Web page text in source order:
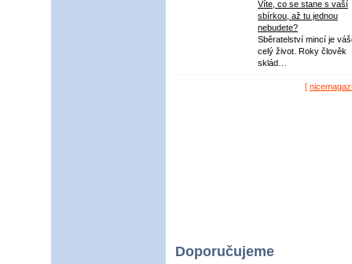
Víte, co se stane s vaší
sbírkou, až tu jednou
nebudete?
Sběratelství mincí je
celý život. Roky člověk
sklád…
[
Doporučujeme